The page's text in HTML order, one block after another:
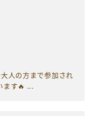
人の方まで参加され
ます🔥 ...